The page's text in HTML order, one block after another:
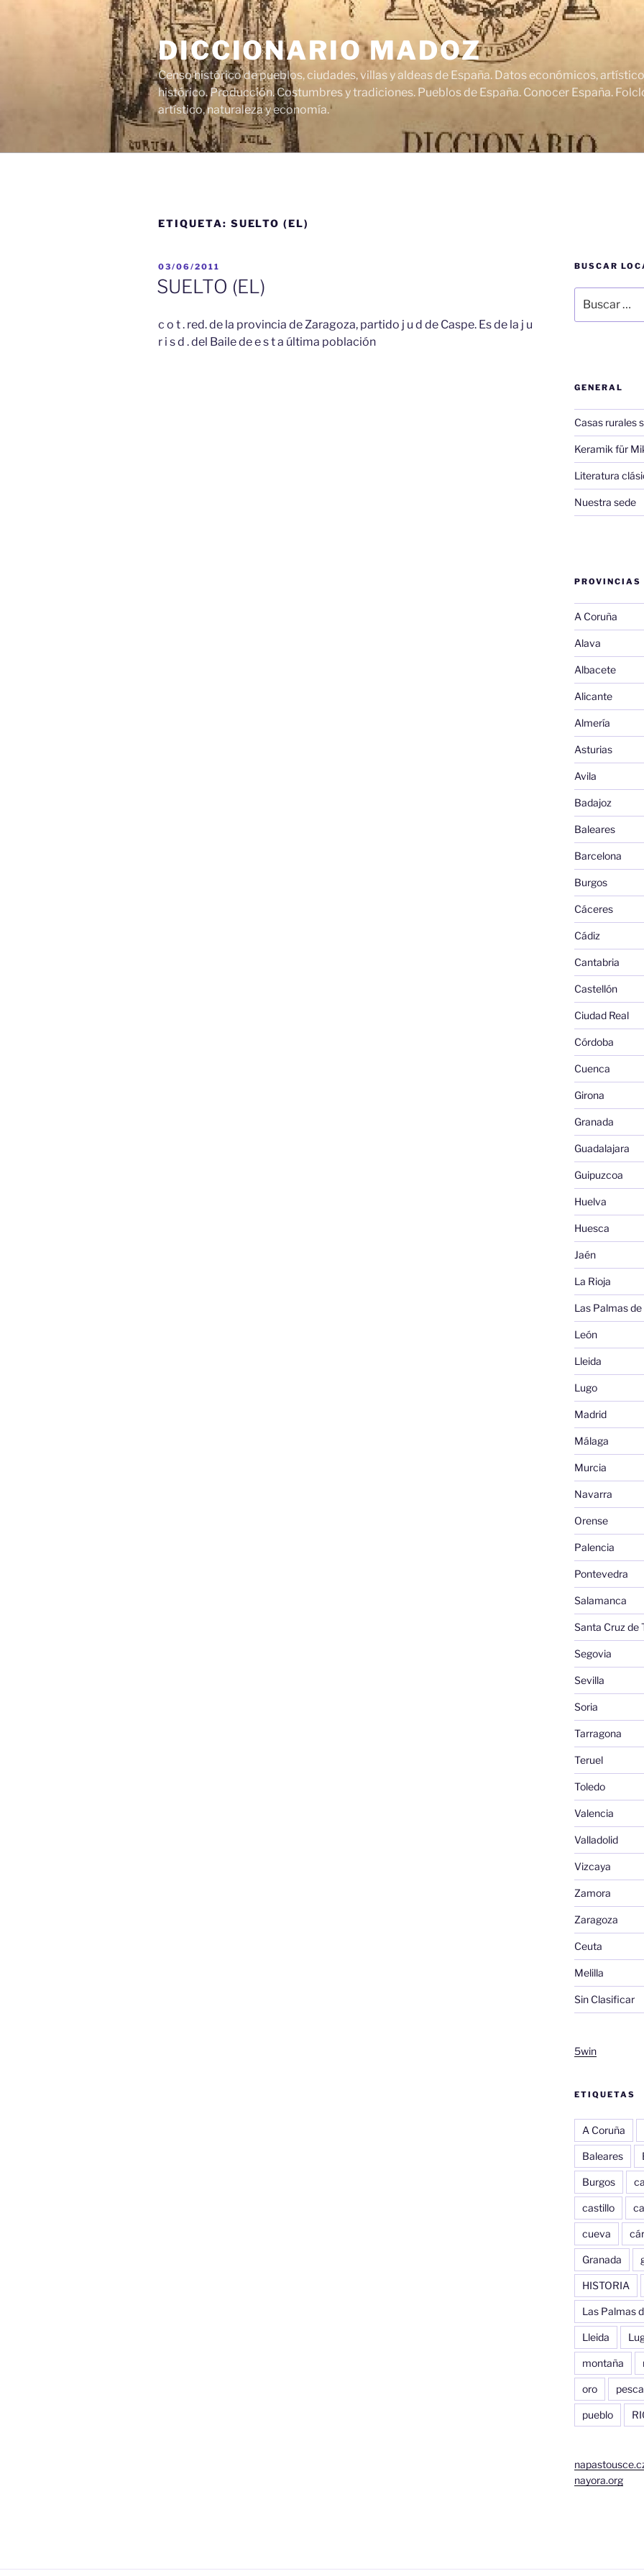
DICCIONARIO MADOZ
Censo histórico de pueblos, ciudades, villas y aldeas de España. Datos económicos,
histórico. Producción. Costumbres y tradiciones. Pueblos de España. Conocer España.
artístico, naturaleza y economía.
ETIQUETA: SUELTO (EL)
PUBLICADO
EL
03/06/2011
SUELTO (EL)
c o t . red. de la provincia de Zaragoza, partido j u d de Caspe. Es de la j u
r i s d . del Baile de e s t a última población
BUSCAR
por:
GENERAL
Casas rurales
Keramik für
Literatura
Nuestra sede
PROVINCIAS
A Coruña
Alava
Albacete
Alicante
Almería
Asturias
Avila
Badajoz
Baleares
Barcelona
Burgos
Cáceres
Cádiz
Cantabria
Castellón
Ciudad Real
Córdoba
Cuenca
Girona
Granada
Guadalajara
Guipuzcoa
Huelva
Huesca
Jaén
La Rioja
Las Palmas
León
Lleida
Lugo
Madrid
Málaga
Murcia
Navarra
Orense
Palencia
Pontevedra
Salamanca
Santa Cruz de
Segovia
Sevilla
Soria
Tarragona
Teruel
Toledo
Valencia
Valladolid
Vizcaya
Zamora
Zaragoza
Ceuta
Melilla
Sin Clasificar
5win
ETIQUETAS
A Coruña
Baleares
Burgos
castillo
cueva
Granada
HISTORIA
Las Palmas
Lleida
montaña
oro pesca
pueblo
nayora.org